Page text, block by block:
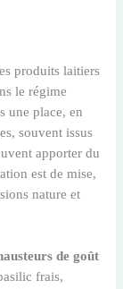
produits laitiers
le régime
une place, en
souvent issus
apporter du
est de mise,
nature et
de goût
frais,